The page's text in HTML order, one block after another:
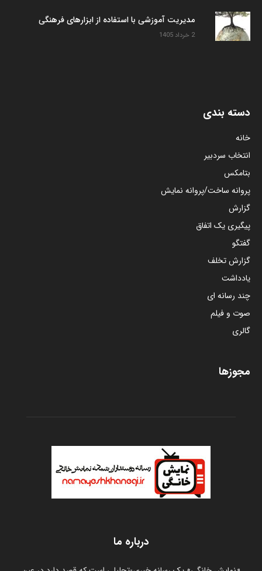
مدیریت آموزشی با استفاده از ابزارهای فرهنگی
2 خرداد 1405
دسته بندی
خانه
انتخاب سردبیر
بتامکس
پروانه ساخت/پروانه نمایش
گزارش
پیگیری یک اتفاق
گفتگو
گزارش تخلف
یادداشت
چند رسانه ای
صوت و فیلم
گالری
مجوزها
درباره ما